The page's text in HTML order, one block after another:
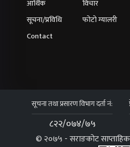
आर्थिक
विचार
सूचना/प्रविधि
फोटो ग्यालरी
Contact
सूचना तथा प्रसारण विभाग दर्ता नं:
८२२/०७४/७५
© २०७५ - सराङकोट